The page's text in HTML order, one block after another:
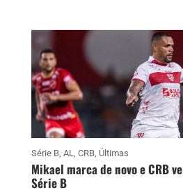
Série B, AL, CRB, Últimas
Mikael marca de novo e CRB
Série B